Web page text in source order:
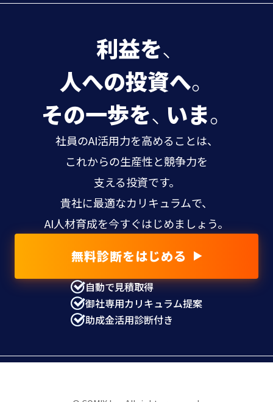
利益を、
人への投資へ。
その一歩を、いま。
社員のAI活用力を高めることは、
これからの生産性と競争力を
支える投資です。
貴社に最適なカリキュラムで、
AI人材育成を今すぐはじめましょう。
無料診断をはじめる
自動で見積取得
御社専用カリキュラム提案
助成金活用診断付き